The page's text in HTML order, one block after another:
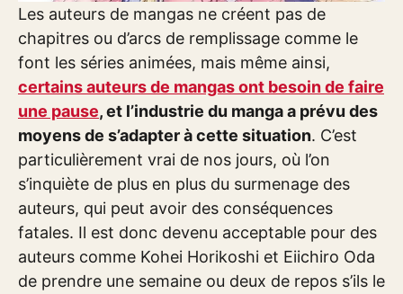
Les auteurs de mangas ne créent pas de
chapitres ou d’arcs de remplissage comme le
font les séries animées, mais même ainsi,
certains auteurs de mangas ont besoin de faire
une pause, et l’industrie du manga a prévu des
moyens de s’adapter à cette situation. C’est
particulièrement vrai de nos jours, où l’on
s’inquiète de plus en plus du surmenage des
auteurs, qui peut avoir des conséquences
fatales. Il est donc devenu acceptable pour des
auteurs comme Kohei Horikoshi et Eiichiro Oda
de prendre une semaine ou deux de repos s’ils le